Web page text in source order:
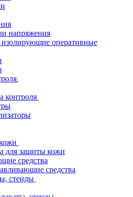
напряжения
оперативные
контроля
для защиты кожи
средства
средства
стенды